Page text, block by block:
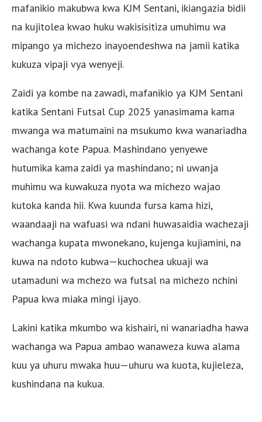
mafanikio makubwa kwa KJM Sentani, ikiangazia bidii
na kujitolea kwao huku wakisisitiza umuhimu wa
mipango ya michezo inayoendeshwa na jamii katika
kukuza vipaji vya wenyeji.
Zaidi ya kombe na zawadi, mafanikio ya KJM Sentani
katika Sentani Futsal Cup 2025 yanasimama kama
mwanga wa matumaini na msukumo kwa wanariadha
wachanga kote Papua. Mashindano yenyewe
hutumika kama zaidi ya mashindano; ni uwanja
muhimu wa kuwakuza nyota wa michezo wajao
kutoka kanda hii. Kwa kuunda fursa kama hizi,
waandaaji na wafuasi wa ndani huwasaidia wachezaji
wachanga kupata mwonekano, kujenga kujiamini, na
kuwa na ndoto kubwa—kuchochea ukuaji wa
utamaduni wa mchezo wa futsal na michezo nchini
Papua kwa miaka mingi ijayo.
Lakini katika mkumbo wa kishairi, ni wanariadha hawa
wachanga wa Papua ambao wanaweza kuwa alama
kuu ya uhuru mwaka huu—uhuru wa kuota, kujieleza,
kushindana na kukua.